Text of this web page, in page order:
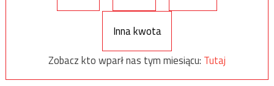
Inna kwota
Zobacz kto wparł nas tym miesiącu: Tutaj